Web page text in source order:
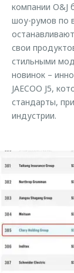
компании O&J
шоу-румов по
свои
стильными
новинок –
JAECOO J5,
стандарты,
индустрии.